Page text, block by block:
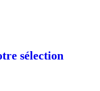
sélection